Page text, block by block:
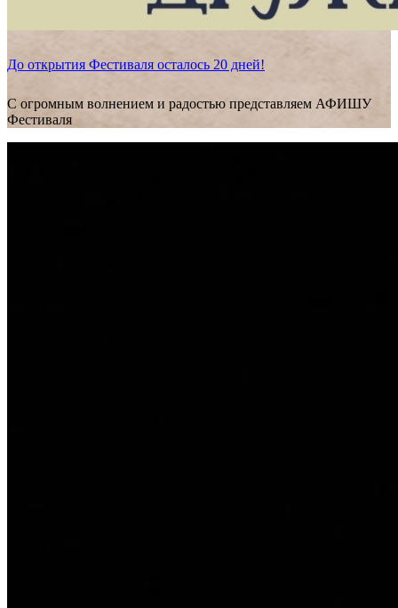
До открытия Фестиваля осталось 20 дней!
С огромным волнением и радостью представляем АФИШУ
Фестиваля